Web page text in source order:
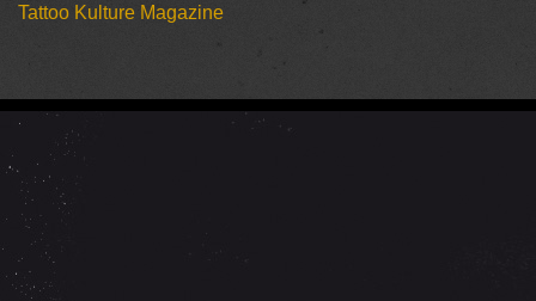
Tattoo Kulture Magazine